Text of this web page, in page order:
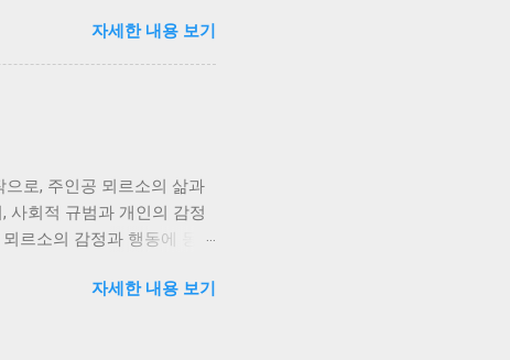
없는 자기혐오와 불안에 시
는 낡은 가치관에 집착하
에 반항하지만, 동시에 아
이후 세대 간의 불화, 그리
감하며, 자신의 삶에서 과
의 심각성을 더욱 부각시키
다. 저는 어머니의 희생적
서 개인은 어떻게 자신의 정
자세한 내용 보기
로, 주인공 뫼르소의 삶과
사회적 규범과 개인의 감정
르소의 감정과 행동에 동화
그의 무덤덤한 태도는 주변
자세한 내용 보기